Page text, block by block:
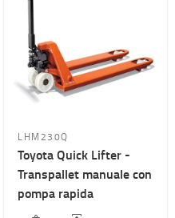
LHM230Q
Toyota Quick Lifter -
Transpallet manuale con
pompa rapida